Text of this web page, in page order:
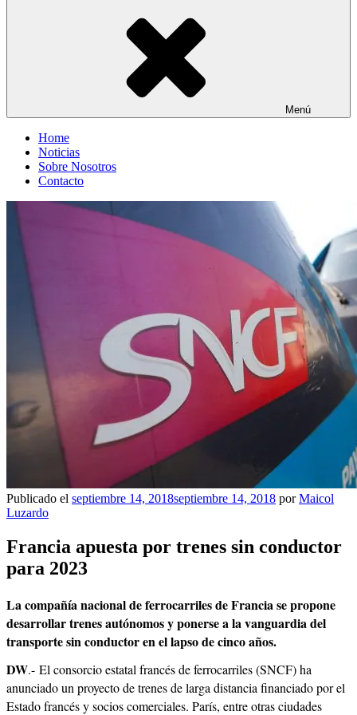
Menú
Home
Noticias
Sobre Nosotros
Contacto
Publicado el septiembre 14, 2018septiembre 14, 2018 porMaicol
Luzardo
Francia apuesta por trenes sin conductor
para 2023
La compañía nacional de ferrocarriles de Francia se propone
desarrollar trenes autónomos y ponerse a la vanguardia del
transporte sin conductor en el lapso de cinco años.
DW.- El consorcio estatal francés de ferrocarriles (SNCF) ha
anunciado un proyecto de trenes de larga distancia financiado por el
Estado francés y socios comerciales. París, entre otras ciudades